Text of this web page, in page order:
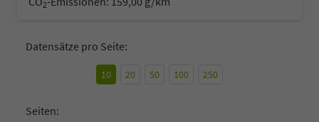
2
Datensätze pro Seite:
10 20 50 100 250
Seiten: